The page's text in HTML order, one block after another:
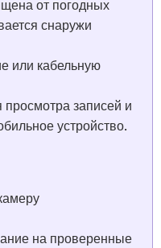
от погодных
снаружи
или кабельную
записей и
устройство.
на проверенные